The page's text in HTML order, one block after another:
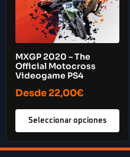
MXGP 2020 – The
Official Motocross
Videogame PS4
Desde22,00€
Seleccionar opciones